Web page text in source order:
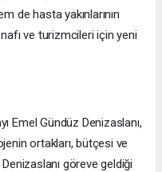
de hasta yakınlarının
ve turizmcileri için yeni
Emel Gündüz Denizaslanı,
ortakları, bütçesi ve
göreve geldiği